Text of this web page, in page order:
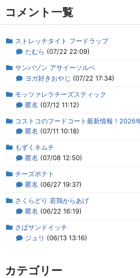
コメント一覧
ストレッチタイト フードラップ
たむら (07/22 22:09)
サンバゾン アサイーソルベ
ヨガ好きおやじ (07/22 17:34)
モッツァレラチーズスティック
匿名 (07/12 11:12)
コストコのフードコート最新情報！2026
匿名 (07/11 10:18)
もずくキムチ
匿名 (07/08 12:50)
チーズポテト
匿名 (06/27 19:37)
さくらどり 若鶏からあげ
匿名 (06/22 16:19)
さばサンドイッチ
ジュリ (06/13 13:16)
カテゴリー